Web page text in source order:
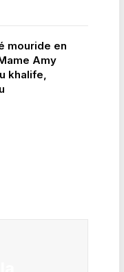
mouride en
Amy
khalife,